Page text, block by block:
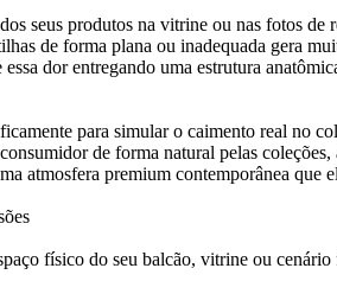
seus produtos na vitrine ou nas fotos
de forma plana ou inadequada gera
dor entregando uma estrutura
para simular o caimento real no
de forma natural pelas
atmosfera premium contemporânea que
físico do seu balcão, vitrine ou